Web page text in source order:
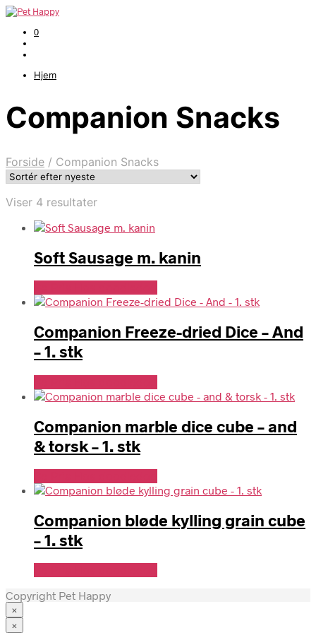
0
Hjem
Companion Snacks
Forside / Companion Snacks
Viser 4 resultaterSorteret
seneste
Soft Sausage m. kanin
Companion Freeze-dried Dice – And
– 1. stk
Companion marble dice cube – and
& torsk – 1. stk
Companion bløde kylling grain cube
– 1. stk
Copyright Pet Happy
×
×